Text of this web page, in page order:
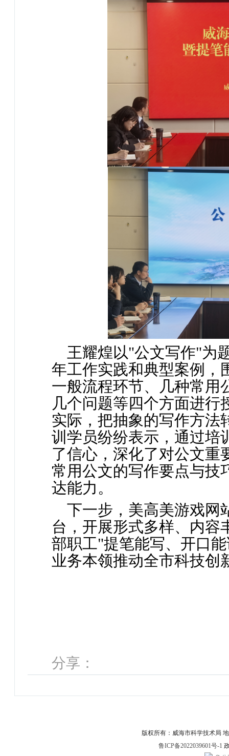
王耀煌以"公文写作"为
年工作实践和典型案例，
一般流程环节、几种常用
几个问题等四个方面进行
实际，把抽象的写作方法
训学员纷纷表示，通过培
了信心，深化了对公文重
常用公文的写作要点与技
达能力。
下一步，美高美游戏网
台，开展形式多样、内容
部职工"提笔能写、开口
业务本领推动全市科技创
分享：
版权所有：威海市科学技术局
鲁ICP备2022039601号-1